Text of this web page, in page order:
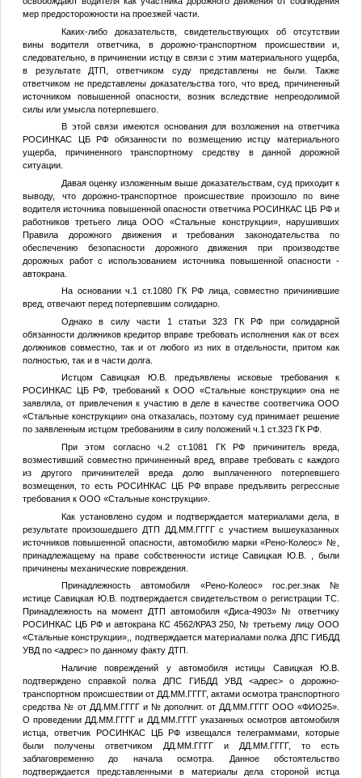
мер предосторожности на проезжей части.
Каких-либо доказательств, свидетельствующих об отсутствии
вины водителя ответчика, в дорожно-транспортном происшествии и,
следовательно, в причинении истцу в связи с этим материального ущерба,
в результате ДТП, ответчиком суду представлены не были. Также
ответчиком не представлены доказательства того, что вред, причиненный
источником повышенной опасности, возник вследствие непреодолимой
силы или умысла потерпевшего.
В этой связи имеются основания для возложения на ответчика
РОСИНКАС ЦБ РФ обязанности по возмещению истцу материального
ущерба, причиненного транспортному средству в данной дорожной
ситуации.
Давая оценку изложенным выше доказательствам, суд приходит к
выводу, что дорожно-транспортное происшествие произошло по вине
водителя источника повышенной опасности ответчика РОСИНКАС ЦБ РФ и
работников третьего лица ООО «Стальные конструкции», нарушивших
Правила дорожного движения и требования законодательства по
обеспечению безопасности дорожного движения при производстве
дорожных работ с использованием источника повышенной опасности -
автокрана.
На основании ч.1 ст.1080 ГК РФ лица, совместно причинившие
вред, отвечают перед потерпевшим солидарно.
Однако в силу части 1 статьи 323 ГК РФ при солидарной
обязанности должников кредитор вправе требовать исполнения как от всех
должников совместно, так и от любого из них в отдельности, притом как
полностью, так и в части долга.
ИстцомСавицкая Ю.В.предъявлены исковые требования к
РОСИНКАС ЦБ РФ, требований к ООО «Стальные конструкции» она не
заявляла, от привлечения к участию в деле в качестве соответчика ООО
«Стальные конструкции» она отказалась, поэтому суд принимает решение
по заявленным истцом требованиям в силу положений ч.1 ст.323 ГК РФ.
При этом согласно ч.2 ст.1081 ГК РФ причинитель вреда,
возместивший совместно причиненный вред, вправе требовать с каждого
из другого причинителей вреда долю выплаченного потерпевшего
возмещения, то есть РОСИНКАС ЦБ РФ вправе предъявить регрессные
требования к ООО «Стальные конструкции».
Как установлено судом и подтверждается материалами дела, в
результате произошедшего ДТП
ДД.ММ.ГГГГс участием вышеуказанных
источников повышенной опасности, автомобилю марки «Рено-Колеос» №
принадлежащему на праве собственности истицеСавицкая Ю.В.
, были
причинены механические повреждения.
Принадлежность автомобиля «Рено-Колеос» гос.рег.знак №
истицеСавицкая Ю.В. подтверждается свидетельством о регистрации ТС.
Принадлежность на момент ДТП автомобиля «Диса-4903» №
ответчику
РОСИНКАС ЦБ РФ и автокрана КС 4562/КРАЗ 250, № третьему лицу ООО
«Стальные конструкции»,, подтверждается материалами полка ДПС ГИБДД
УВД по <адрес>по данному факту ДТП.
Наличие повреждений у автомобиля истицы Савицкая Ю.В.
подтверждено справкой полка ДПС ГИБДД УВД <адрес>о дорожно-
транспортном происшествии от ДД.ММ.ГГГГ, актами осмотра транспортного
средства № от ДД.ММ.ГГГГи № дополнит. от ДД.ММ.ГГГГ ООО «ФИО25».
О проведении ДД.ММ.ГГГГ и ДД.ММ.ГГГГуказанных осмотров автомобиля
истца, ответчик РОСИНКАС ЦБ РФ извещался телеграммами, которые
были получены ответчиком ДД.ММ.ГГГГ и ДД.ММ.ГГГГ, то есть
заблаговременно до начала осмотра. Данное обстоятельство
подтверждается представленными в материалы дела стороной истца